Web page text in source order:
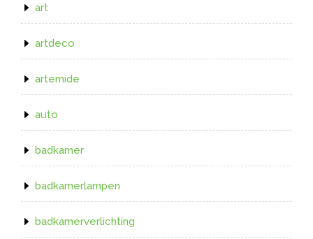
art
artdeco
artemide
auto
badkamer
badkamerlampen
badkamerverlichting